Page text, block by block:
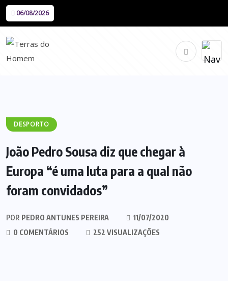
06/08/2026
DESPORTO
João Pedro Sousa diz que chegar à
Europa “é uma luta para a qual não
foram convidados”
POR PEDRO ANTUNES PEREIRA
11/07/2020
0 COMENTÁRIOS
252 VISUALIZAÇÕES